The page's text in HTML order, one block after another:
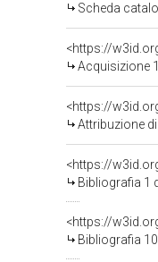
Scheda
<https://
Acquisizione
Attribuzione
<https://
Bibliografia 1
<https://
Bibliografia